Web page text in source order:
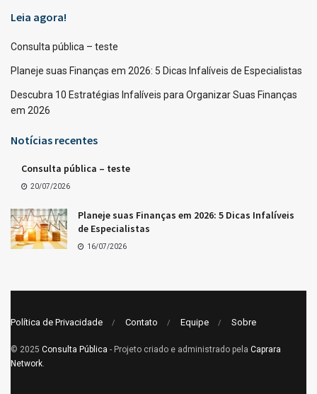
Leia agora!
Consulta pública – teste
Planeje suas Finanças em 2026: 5 Dicas Infalíveis de Especialistas
Descubra 10 Estratégias Infalíveis para Organizar Suas Finanças
em 2026
Notícias recentes
Consulta pública – teste
20/07/2026
Planeje suas Finanças em 2026: 5 Dicas Infalíveis
de Especialistas
16/07/2026
Política de Privacidade Contato Equipe Sobre
© 2025 Consulta Pública - Projeto criado e administrado pela Caprara
Network.